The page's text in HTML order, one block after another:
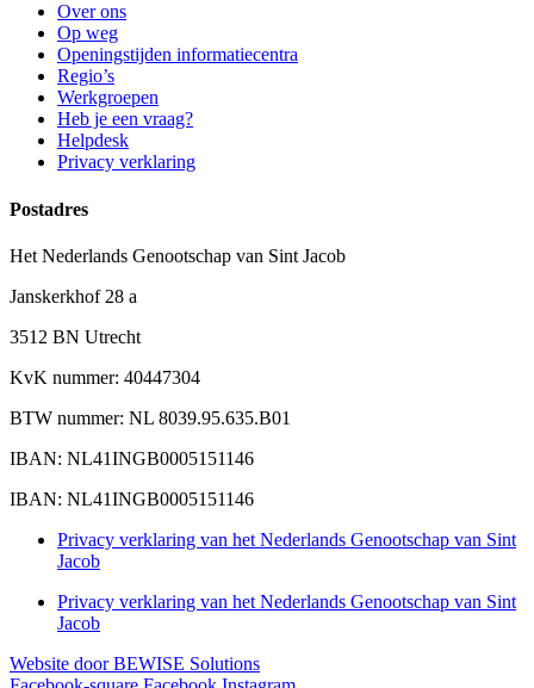
Over ons
Op weg
Openingstijden informatiecentra
Regio’s
Werkgroepen
Heb je een vraag?
Helpdesk
Privacy verklaring
Postadres
Het Nederlands Genootschap van Sint Jacob
Janskerkhof 28 a
3512 BN Utrecht
KvK nummer: 40447304
BTW nummer: NL 8039.95.635.B01
IBAN: NL41INGB0005151146
IBAN: NL41INGB0005151146
Privacy verklaring van het Nederlands Genootschap van Sint
Jacob
Privacy verklaring van het Nederlands Genootschap van Sint
Jacob
Website door BEWISE Solutions